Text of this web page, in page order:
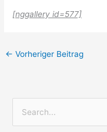
[nggallery id=577]
← Vorheriger Beitrag